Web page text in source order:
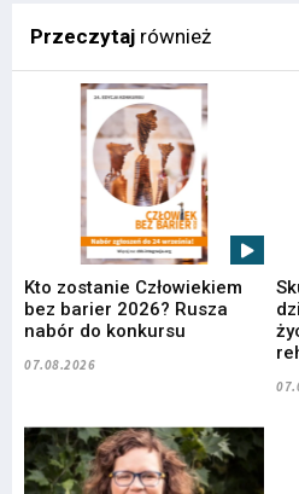
Przeczytaj również
Kto zostanie Człowiekiem
bez barier 2026? Rusza
nabór do konkursu
07.08.2026